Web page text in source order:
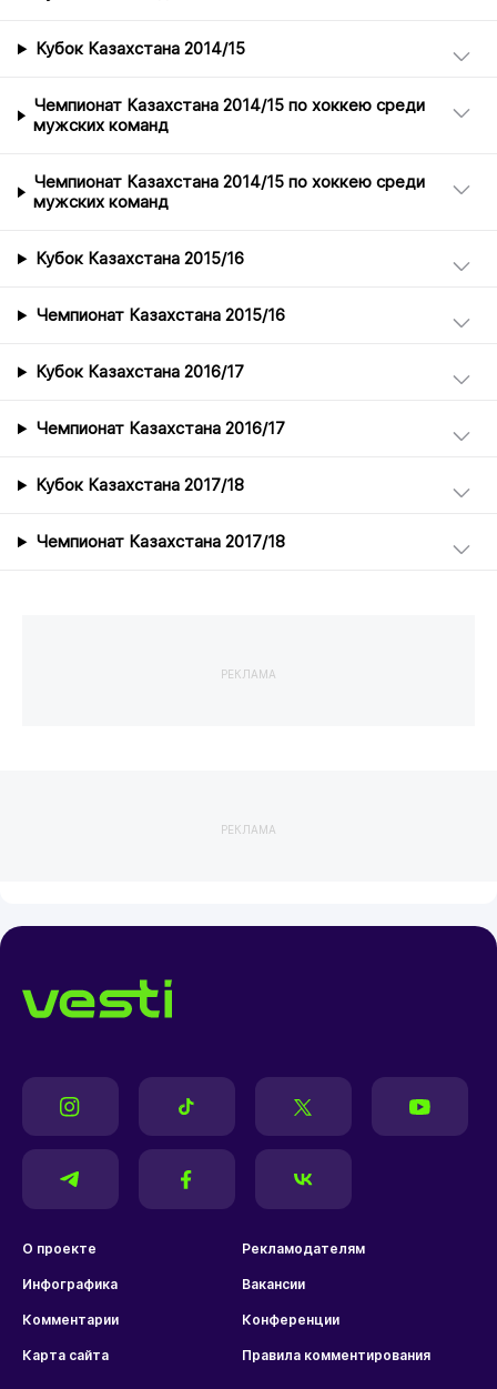
Кубок Казахстана 2014/15
Чемпионат Казахстана 2014/15 по хоккею среди
мужских команд
Чемпионат Казахстана 2014/15 по хоккею среди
мужских команд
Кубок Казахстана 2015/16
Чемпионат Казахстана 2015/16
Кубок Казахстана 2016/17
Чемпионат Казахстана 2016/17
Кубок Казахстана 2017/18
Чемпионат Казахстана 2017/18
РЕКЛАМА
РЕКЛАМА
О проекте Рекламодателям
Инфографика Вакансии
Комментарии Конференции
Карта сайта Правила комментирования